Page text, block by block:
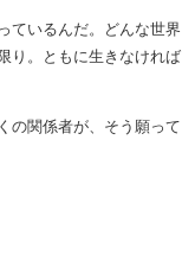
ているんだ。どんな世界
り。ともに生きなければ
関係者が、そう願って